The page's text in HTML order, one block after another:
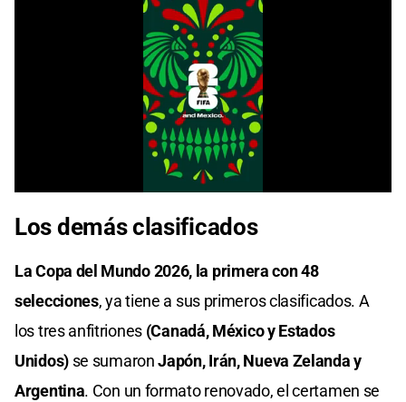
Los demás clasificados
La Copa del Mundo 2026, la primera con 48
selecciones, ya tiene a sus primeros clasificados. A
los tres anfitriones (Canadá, México y Estados
Unidos) se sumaronJapón, Irán, Nueva Zelanda y
Argentina. Con un formato renovado, el certamen se